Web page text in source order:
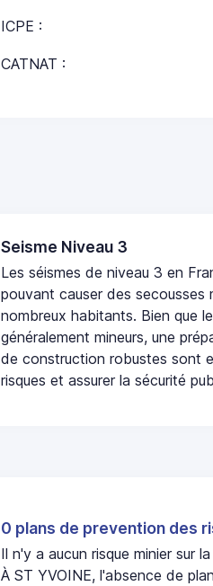
ICPE :
CATNAT :
Seisme Niveau 3
Les séismes de niveau 3 en
pouvant causer des secousses
nombreux habitants. Bien que
généralement mineurs, une
de construction robustes sont
risques et assurer la sécurité
0 plans de prevention des
Il n'y a aucun risque minier sur
À ST YVOINE, l'absence de